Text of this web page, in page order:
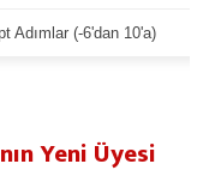
Adımlar (-6'dan 10'a)
Yeni Üyesi